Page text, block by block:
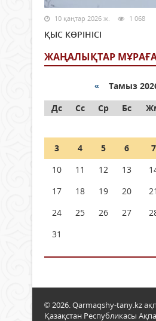
10 қаңтар 2026 ж. 1 068
ҚЫС КӨРІНІСІ
ЖАҢАЛЫҚТАР
« Тамыз
Дс
Сс Ср Бс
3
4 5 6 7
10
11 12 13
17
18 19 20 21
24
25 26 27
31
© 2026. Qarmaqshy-tany.kz
Қазақстан Республикасы